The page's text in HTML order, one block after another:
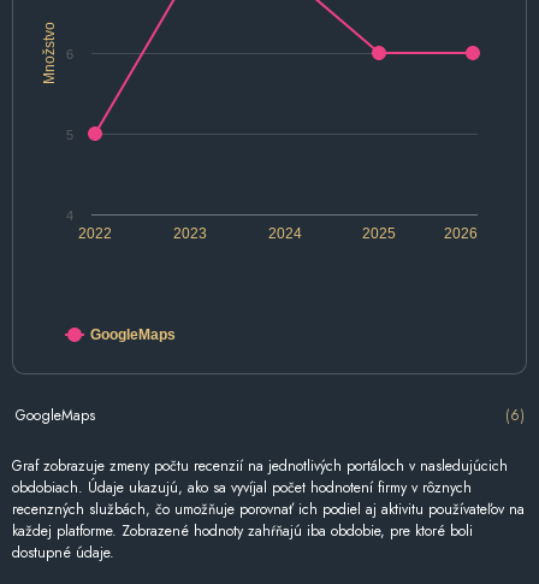
Množstvo
2022 2024 2026
2023 2025
5
6
4
GoogleMaps
GoogleMaps (6)
Graf zobrazuje zmeny počtu recenzií na jednotlivých portáloch v nasledujúcich
obdobiach. Údaje ukazujú, ako sa vyvíjal počet hodnotení firmy v rôznych
recenzných službách, čo umožňuje porovnať ich podiel aj aktivitu používateľov na
každej platforme. Zobrazené hodnoty zahŕňajú iba obdobie, pre ktoré boli
dostupné údaje.